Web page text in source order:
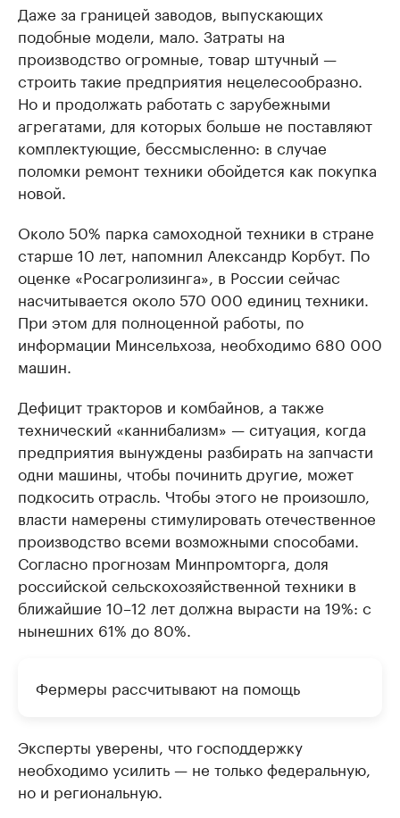
Даже за границей заводов, выпускающих
подобные модели, мало. Затраты на
производство огромные, товар штучный —
строить такие предприятия нецелесообразно.
Но и продолжать работать с зарубежными
агрегатами, для которых больше не поставляют
комплектующие, бессмысленно: в случае
поломки ремонт техники обойдется как покупка
новой.
Около 50% парка самоходной техники в стране
старше 10 лет, напомнил Александр Корбут. По
оценке «Росагролизинга», в России сейчас
насчитывается около 570 000 единиц техники.
При этом для полноценной работы, по
информации Минсельхоза, необходимо 680 000
машин.
Дефицит тракторов и комбайнов, а также
технический «каннибализм» — ситуация, когда
предприятия вынуждены разбирать на запчасти
одни машины, чтобы починить другие, может
подкосить отрасль. Чтобы этого не произошло,
власти намерены стимулировать отечественное
производство всеми возможными способами.
Согласно прогнозам Минпромторга, доля
российской сельскохозяйственной техники в
ближайшие 10–12 лет должна вырасти на 19%: с
нынешних 61% до 80%.
Фермеры рассчитывают на помощь
Эксперты уверены, что господдержку
необходимо усилить — не только федеральную,
но и региональную.